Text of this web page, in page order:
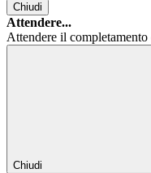
Chiudi
Attendere...
Attendere il
Chiudi